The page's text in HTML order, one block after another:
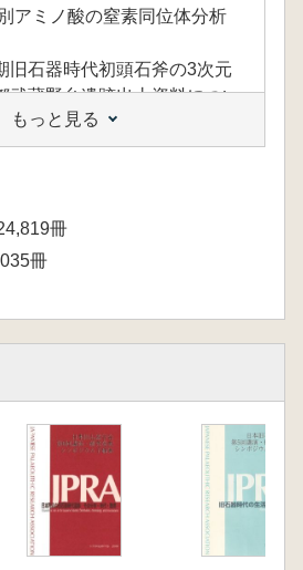
アミノ酸の窒素同位体分析
石器時代初頭石斧の3次元
蔵野台遺跡出土資料につい
剥離技術をどのように定義
県大津市真野遺跡出土の細
について
域における有茎尖頭器研究
湾沿岸地域における旧石器
断面の分析手法に関する問題
県の後期旧石器時代の資料か
器の投射・刺突実験
県木崎湖畔小丸山ロームの
もっと見る
冊
冊